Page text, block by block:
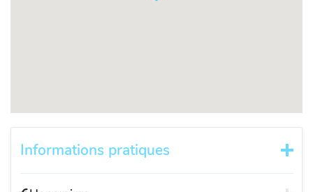
Informations pratiques